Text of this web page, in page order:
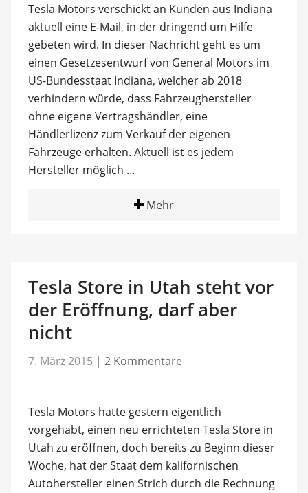
Tesla Motors verschickt an Kunden aus Indiana
aktuell eine E-Mail, in der dringend um Hilfe
gebeten wird. In dieser Nachricht geht es um
einen Gesetzesentwurf von General Motors im
US-Bundesstaat Indiana, welcher ab 2018
verhindern würde, dass Fahrzeughersteller
ohne eigene Vertragshändler, eine
Händlerlizenz zum Verkauf der eigenen
Fahrzeuge erhalten. Aktuell ist es jedem
Hersteller möglich …
Mehr
Tesla Store in Utah steht vor
der Eröffnung, darf aber
nicht
7. März 2015 | 2 Kommentare
Tesla Motors hatte gestern eigentlich
vorgehabt, einen neu errichteten Tesla Store in
Utah zu eröffnen, doch bereits zu Beginn dieser
Woche, hat der Staat dem kalifornischen
Autohersteller einen Strich durch die Rechnung